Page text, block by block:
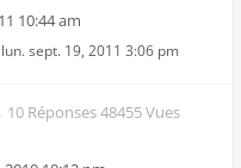
10:44 am
lun. sept. 19, 2011 3:06 pm
10 Réponses 48455 Vues